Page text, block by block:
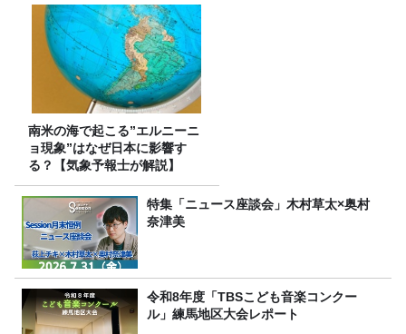
南米の海で起こる”エルニーニ
ョ現象”はなぜ日本に影響す
る？【気象予報士が解説】
特集「ニュース座談会」木村草太×奥村
奈津美
令和8年度「TBSこども音楽コンクー
ル」練馬地区大会レポート